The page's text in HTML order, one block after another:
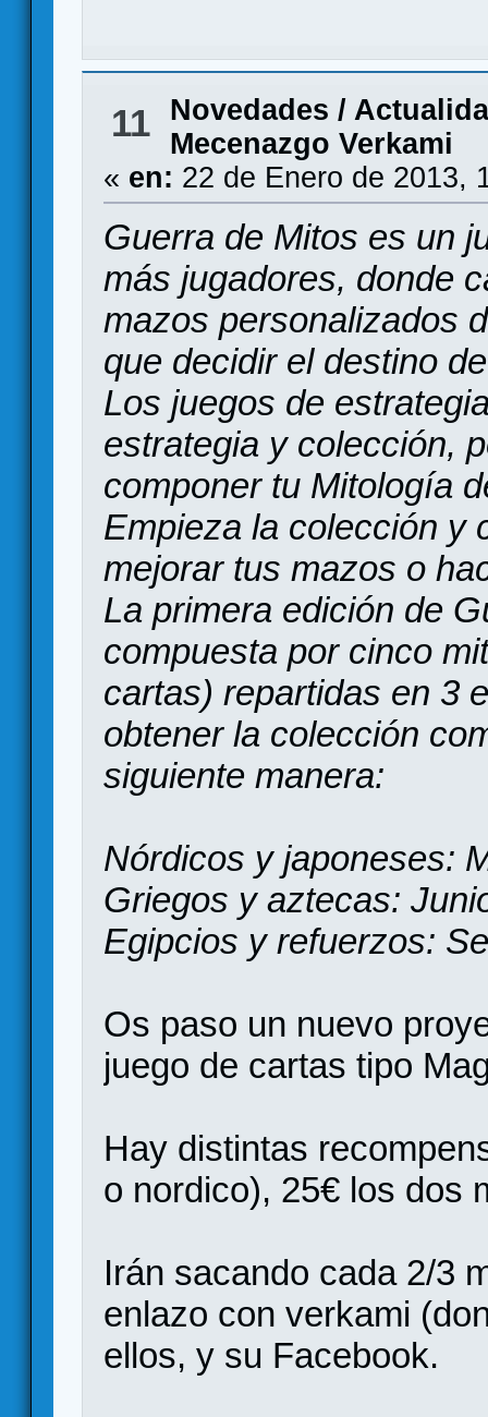
11
Novedades /
Mecenazgo Verkami
« en: 22 de Enero de 2013,
Guerra de Mitos es un
más jugadores, donde
mazos personalizados
que decidir el destino
Los juegos de
estrategia y colección,
componer tu Mitología
Empieza la colección y
mejorar tus mazos o
La primera edición de
compuesta por cinco
cartas) repartidas en 3
obtener la colección
siguiente manera:
Nórdicos y japoneses:
Griegos y aztecas:
Egipcios y refuerzos:
Os paso un nuevo
juego de cartas tipo
Hay distintas
o nordico), 25€ los dos
Irán sacando cada 2/3
enlazo con verkami
ellos, y su Facebook.